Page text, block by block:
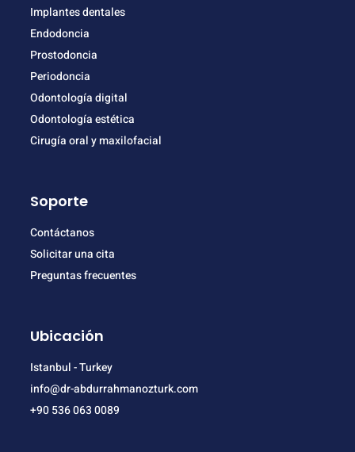
Implantes dentales
Endodoncia
Prostodoncia
Periodoncia
Odontología digital
Odontología estética
Cirugía oral y maxilofacial
Soporte
Contáctanos
Solicitar una cita
Preguntas frecuentes
Ubicación
Istanbul - Turkey
info@dr-abdurrahmanozturk.com
+90 536 063 0089